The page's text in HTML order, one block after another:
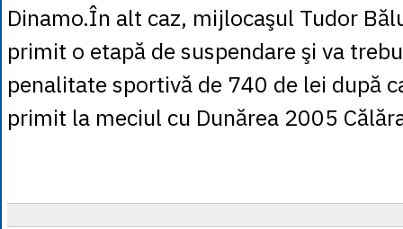
Dinamo.În alt caz, mijlocaşul Tudor
primit o etapă de suspendare şi va
penalitate sportivă de 740 de lei după
primit la meciul cu Dunărea 2005